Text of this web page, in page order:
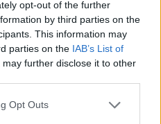
opt-out of the further
by third parties on the
This information may
parties on the IAB’s List of
may further disclose it to other
Opt Outs